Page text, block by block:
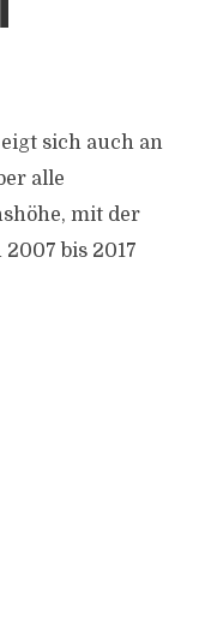
sich auch an
alle
mit der
bis 2017